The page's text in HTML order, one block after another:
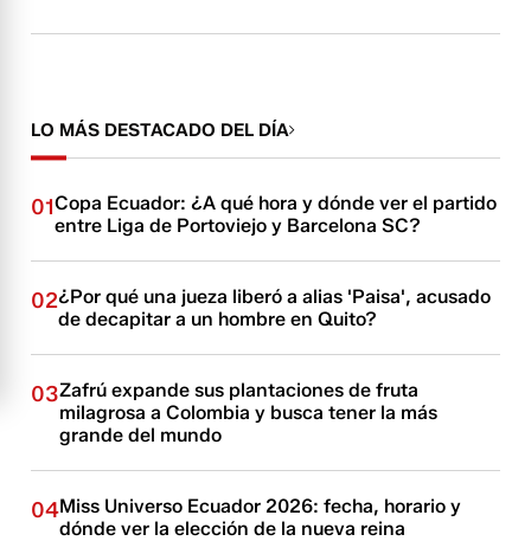
LO MÁS DESTACADO DEL DÍA
01Copa Ecuador: ¿A qué hora y dónde ver el partido
entre Liga de Portoviejo y Barcelona SC?
02¿Por qué una jueza liberó a alias 'Paisa', acusado
de decapitar a un hombre en Quito?
03Zafrú expande sus plantaciones de fruta
milagrosa a Colombia y busca tener la más
grande del mundo
04Miss Universo Ecuador 2026: fecha, horario y
dónde ver la elección de la nueva reina